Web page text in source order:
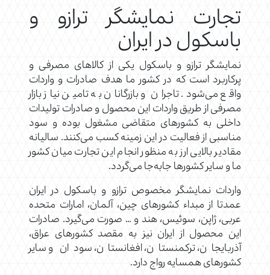
تجارت نمایشگر ترازو و
باسکول در ایران
نمایشگر ترازو و باسکول یکی از کالاهای مصرفی و
پرکاربرد است که در کشور ما هدف صادرات و واردات
واقع می‌شود. تاجران و بازرگانان به تامین نیاز بازار
مصرفی از طریق واردات این محصول و صادرات تولیدات
داخلی به کشورهای متقاضی مشغول بوده و سود
مناسبی از فعالیت در این زمینه کسب می‌کنند. سالیانه
مقادیر بالایی ارز به منظور انجام این تجارت میان کشور
ما و سایر کشورها جابه‌جا می‌گردد.
واردات نمایشگر مخصوص ترازو و باسکول در ایران
عمدتا از مبداء کشورهای چین، آلمان، امارات متحده
عربی، ژاپن، سوئیس، هند و … صورت می‌گیرد. صادرات
این محصول از ایران نیز به مقصد کشورهای عراق،
آذربایجان، ترکمنستان، افغانستان، سودان و سایر
کشورهای همسایه رواج دارد.